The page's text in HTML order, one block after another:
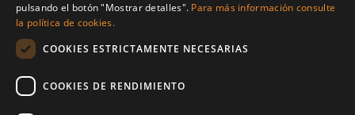
168,
pulsando el botón "Mostrar detalles". Para más información consulte
la política de cookies.
COOKIES ESTRICTAMENTE NECESARIAS
COOKIES DE RENDIMIENTO